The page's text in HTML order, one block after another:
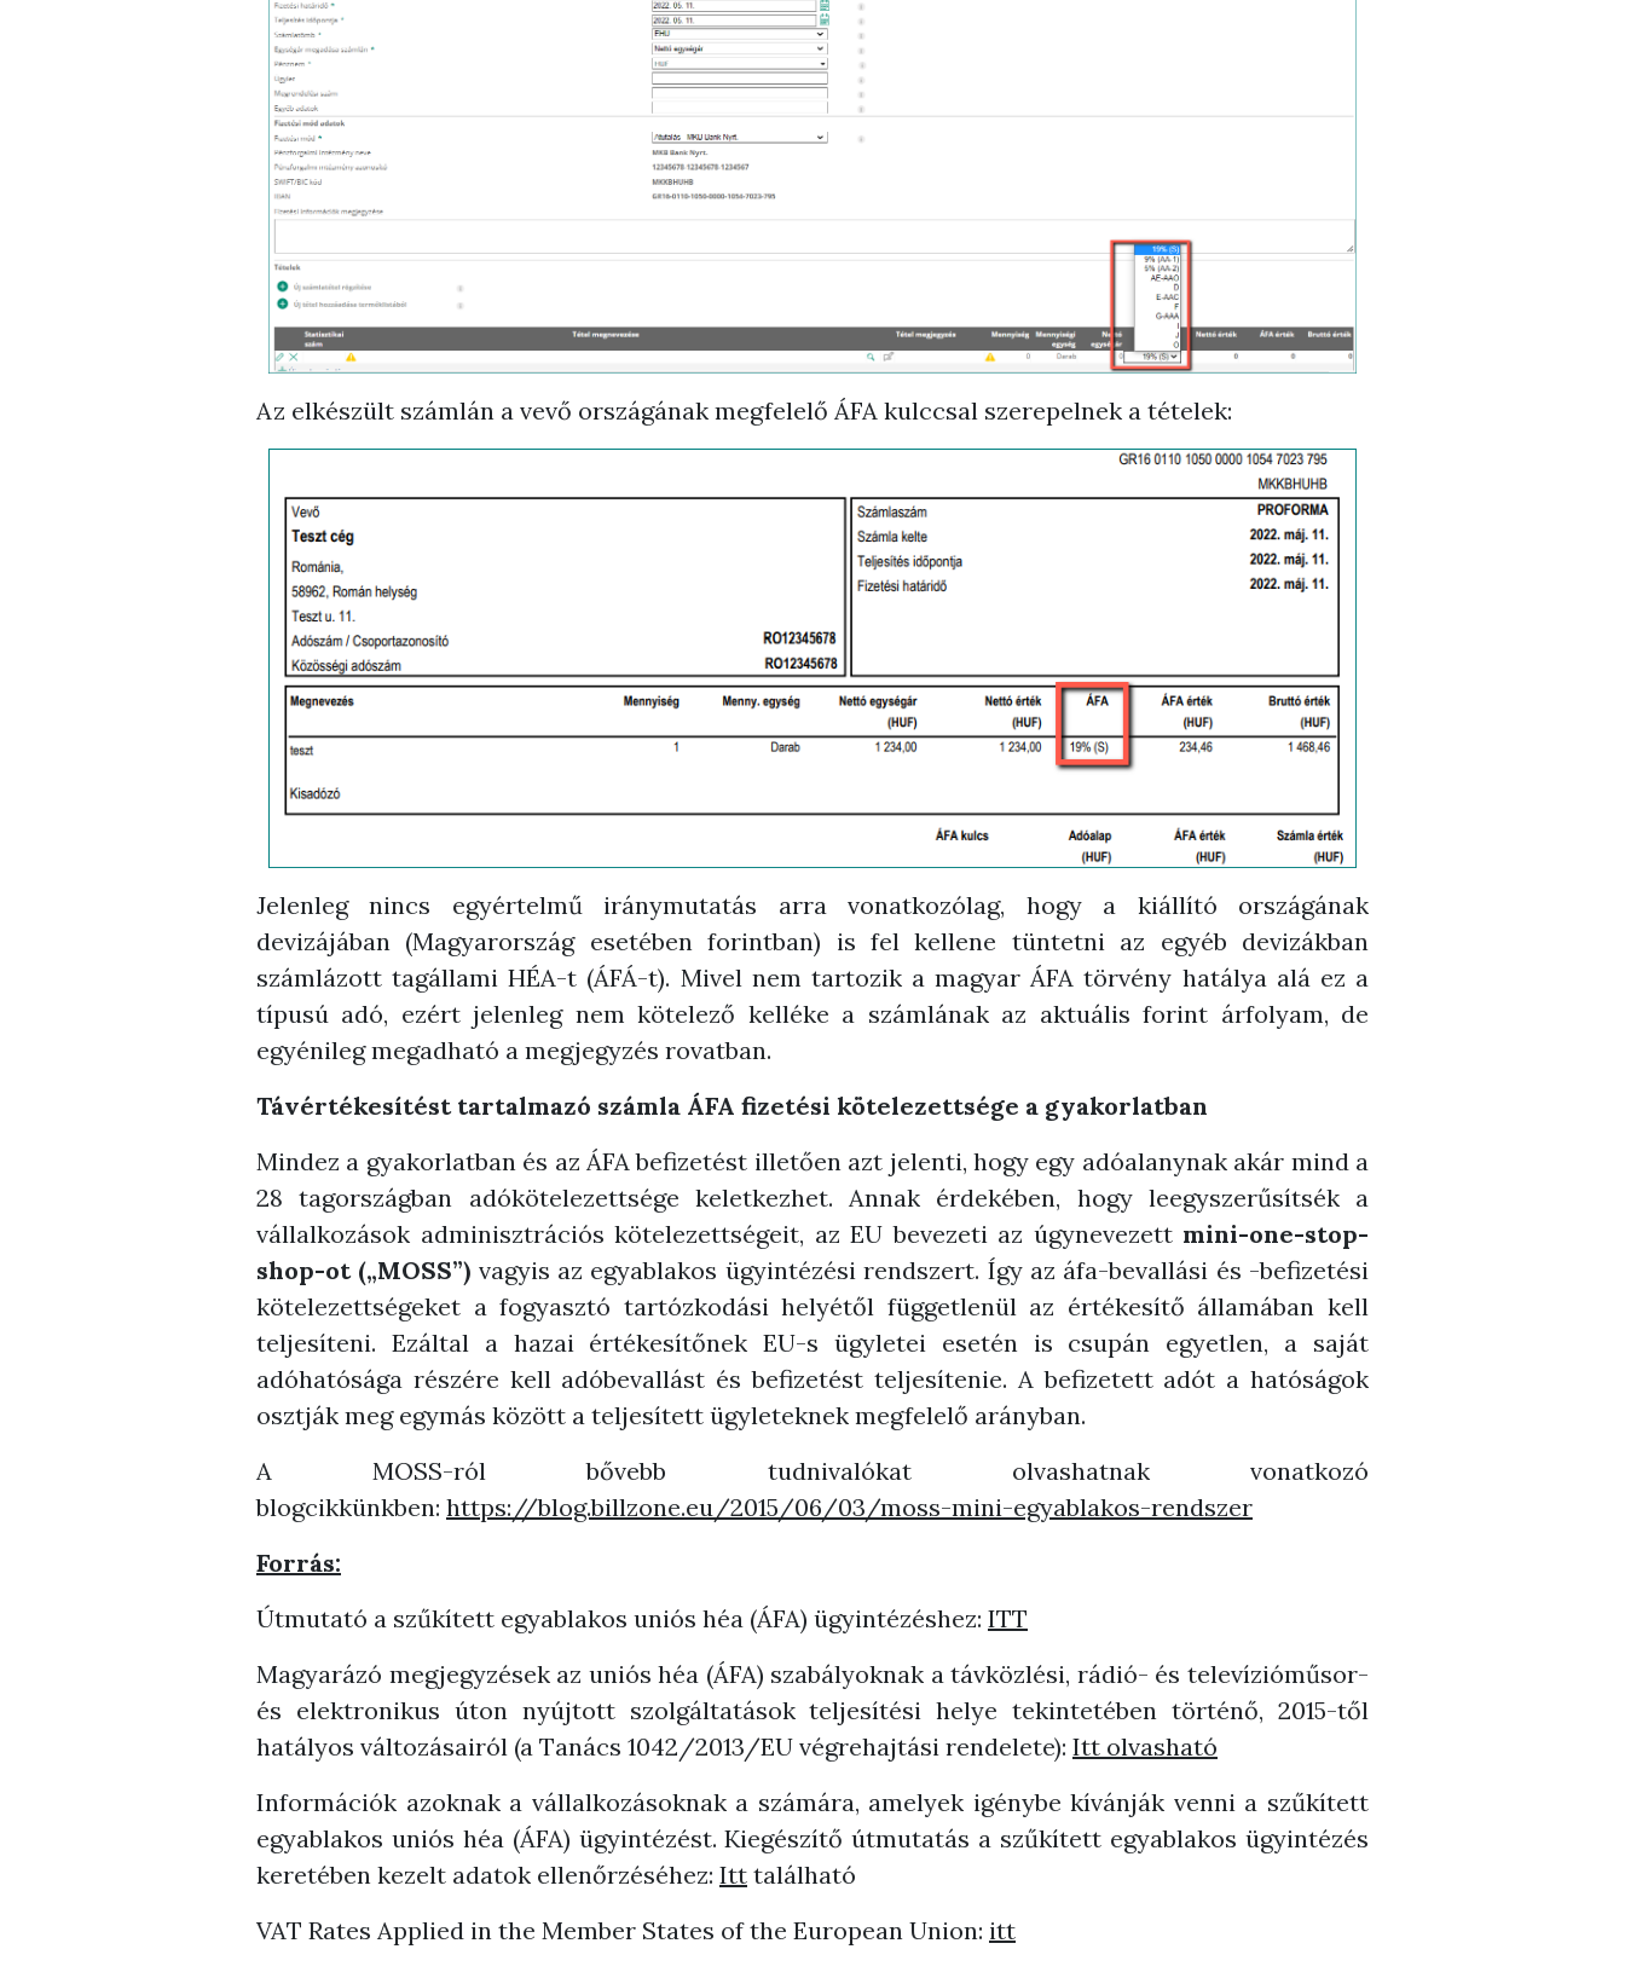
Az elkészült számlán a vevő országának megfelelő ÁFA kulccsal szerepelnek a tételek:
Jelenleg nincs egyértelmű iránymutatás arra vonatkozólag, hogy a kiállító országának
devizájában (Magyarország esetében forintban) is fel kellene tüntetni az egyéb devizákban
számlázott tagállami HÉA-t (ÁFÁ-t). Mivel nem tartozik a magyar ÁFA törvény hatálya alá ez a
típusú adó, ezért jelenleg nem kötelező kelléke a számlának az aktuális forint árfolyam, de
egyénileg megadható a megjegyzés rovatban.
Távértékesítést tartalmazó számla ÁFA fizetési kötelezettsége a gyakorlatban
Mindez a gyakorlatban és az ÁFA befizetést illetően azt jelenti, hogy egy adóalanynak akár mind a
28 tagországban adókötelezettsége keletkezhet. Annak érdekében, hogy leegyszerűsítsék a
vállalkozások adminisztrációs kötelezettségeit, az EU bevezeti az úgynevezett mini-one-stop-
shop-ot („MOSS”) vagyis az egyablakos ügyintézési rendszert. Így az áfa-bevallási és -befizetési
kötelezettségeket a fogyasztó tartózkodási helyétől függetlenül az értékesítő államában kell
teljesíteni. Ezáltal a hazai értékesítőnek EU-s ügyletei esetén is csupán egyetlen, a saját
adóhatósága részére kell adóbevallást és befizetést teljesítenie. A befizetett adót a hatóságok
osztják meg egymás között a teljesített ügyleteknek megfelelő arányban.
A MOSS-ról bővebb tudnivalókat olvashatnak vonatkozó
blogcikkünkben: https://blog.billzone.eu/2015/06/03/moss-mini-egyablakos-rendszer
Forrás:
Útmutató a szűkített egyablakos uniós héa (ÁFA) ügyintézéshez: ITT
Magyarázó megjegyzések az uniós héa (ÁFA) szabályoknak a távközlési, rádió- és televízióműsor-
és elektronikus úton nyújtott szolgáltatások teljesítési helye tekintetében történő, 2015-től
hatályos változásairól (a Tanács 1042/2013/EU végrehajtási rendelete): Itt olvasható
Információk azoknak a vállalkozásoknak a számára, amelyek igénybe kívánják venni a szűkített
egyablakos uniós héa (ÁFA) ügyintézést. Kiegészítő útmutatás a szűkített egyablakos ügyintézés
keretében kezelt adatok ellenőrzéséhez: Itt található
VAT Rates Applied in the Member States of the European Union: itt